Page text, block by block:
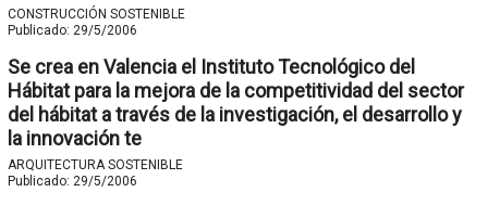
CONSTRUCCIÓN SOSTENIBLE
Publicado: 29/5/2006
Se crea en Valencia el Instituto Tecnológico del
Hábitat para la mejora de la competitividad del sector
del hábitat a través de la investigación, el desarrollo y
la innovación te
ARQUITECTURA SOSTENIBLE
Publicado: 29/5/2006